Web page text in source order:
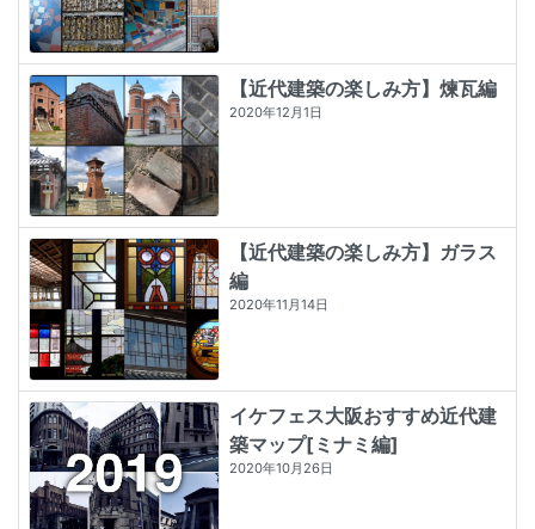
【近代建築の楽しみ方】煉瓦編
2020年12月1日
【近代建築の楽しみ方】ガラス
編
2020年11月14日
イケフェス大阪おすすめ近代建
築マップ[ミナミ編]
2020年10月26日